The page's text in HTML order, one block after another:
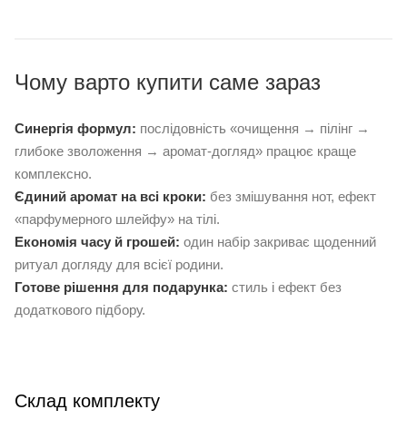
Чому варто купити саме зараз
Синергія формул: послідовність «очищення → пілінг →
глибоке зволоження → аромат-догляд» працює краще
комплексно.
Єдиний аромат на всі кроки: без змішування нот, ефект
«парфумерного шлейфу» на тілі.
Економія часу й грошей: один набір закриває щоденний
ритуал догляду для всієї родини.
Готове рішення для подарунка: стиль і ефект без
додаткового підбору.
Склад комплекту